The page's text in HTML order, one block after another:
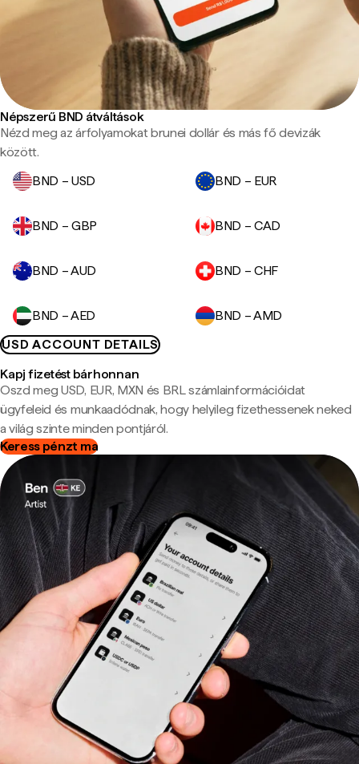
Népszerű BND átváltások
Nézd meg az árfolyamokat brunei dollár és más fő devizák
között.
BND – USD
BND – EUR
BND – GBP BND – CAD
BND – AUD BND – CHF
BND – AED
BND – AMD
USD ACCOUNT DETAILS
Kapj fizetést bárhonnan
Oszd meg USD, EUR, MXN és BRL számlainformációidat
ügyfeleid és munkaadódnak, hogy helyileg fizethessenek neked
a világ szinte minden pontjáról.
Keress pénzt ma